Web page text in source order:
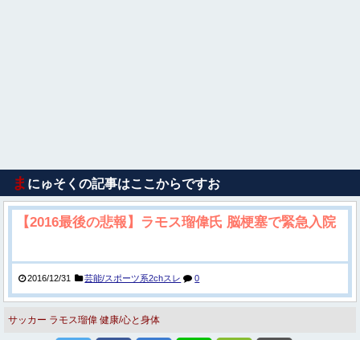
ま にゅそくの記事はここからですお
【2016最後の悲報】ラモス瑠偉氏 脳梗塞で緊急入院
2016/12/31 芸能/スポーツ系2chスレ 0
サッカー ラモス瑠偉 健康/心と身体